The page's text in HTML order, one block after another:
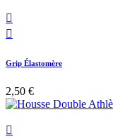


Grip Élastomère
2,50 €
